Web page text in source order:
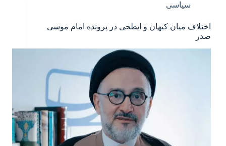
سیاسی
اختلاف میان کیهان و ابطحی در پرونده امام موسی
صدر